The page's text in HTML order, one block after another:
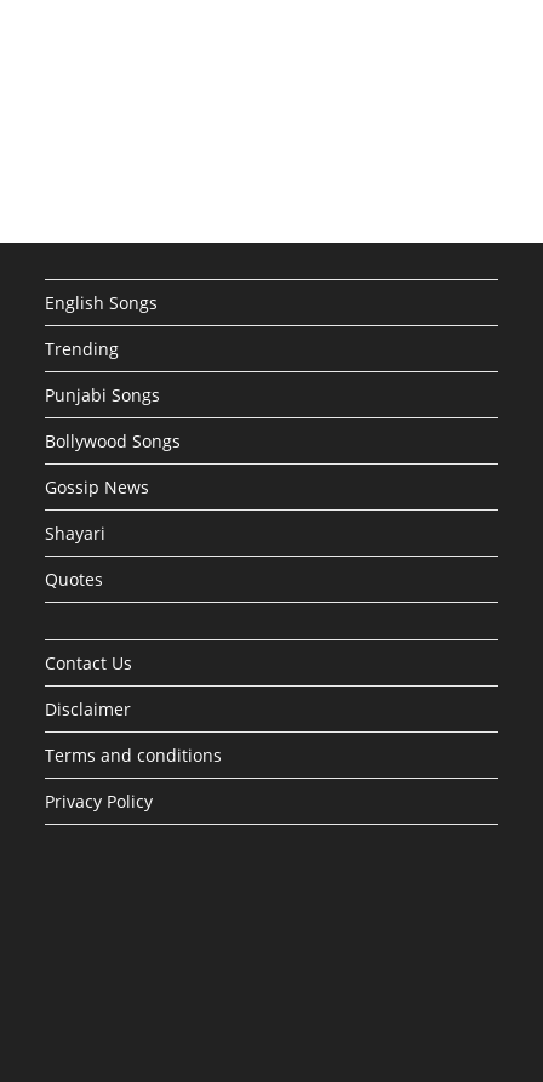
English Songs
Trending
Punjabi Songs
Bollywood Songs
Gossip News
Shayari
Quotes
Contact Us
Disclaimer
Terms and conditions
Privacy Policy